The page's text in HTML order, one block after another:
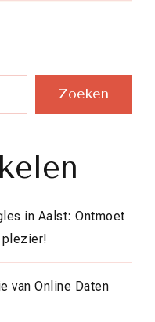
Zoeken
in Aalst: Ontmoet
van Online Daten